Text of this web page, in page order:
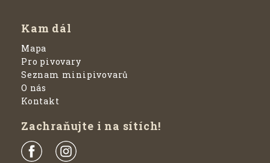
Kam dál
Mapa
Pro pivovary
Seznam minipivovarů
O nás
Kontakt
Zachraňujte i na sítích!